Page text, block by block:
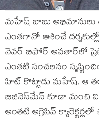
మ‌హేష్ బాబు
ఎంత‌గానో ఆశించే
నెవ‌ర్ బిఫోర్ అవ‌తార్‌లో
ఎంత‌టి సంచ‌ల‌నం
హిట్ కొట్టాడు మ‌హేష్‌. ఆ
బిజినెస్‌మేన్ కూడా మంచి
అంత‌టి అగ్రెసివ్